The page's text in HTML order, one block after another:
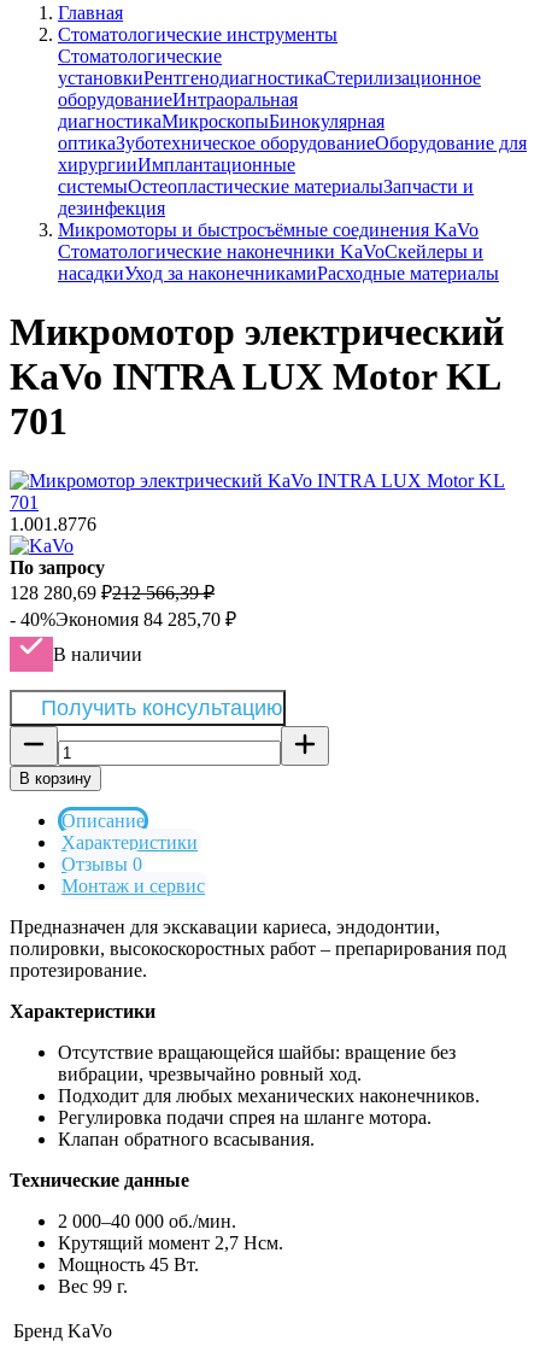
Главная
Стоматологические инструменты
Стоматологические
установкиРентгенодиагностикаСтерилизационное
оборудованиеИнтраоральная
диагностикаМикроскопыБинокулярная
оптикаЗуботехническое оборудованиеОборудование для
хирургииИмплантационные
системыОстеопластические материалыЗапчасти и
дезинфекция
Микромоторы и быстросъёмные соединения KaVo
Стоматологические наконечники KaVoСкейлеры и
насадкиУход за наконечникамиРасходные материалы
Микромотор электрический
KaVo INTRA LUX Motor KL
701
1.001.8776
По запросу
128 280,69 ₽212 566,39 ₽
- 40%Экономия 84 285,70 ₽
В наличии
Получить консультацию
В корзину
Описание
Характеристики
Отзывы 0
Монтаж и сервис
Предназначен для экскавации кариеса, эндодонтии,
полировки, высокоскоростных работ – препарирования под
протезирование.
Характеристики
Отсутствие вращающейся шайбы: вращение без
вибрации, чрезвычайно ровный ход.
Подходит для любых механических наконечников.
Регулировка подачи спрея на шланге мотора.
Клапан обратного всасывания.
Технические данные
2 000–40 000 об./мин.
Крутящий момент 2,7 Нсм.
Мощность 45 Вт.
Вес 99 г.
Бренд KaVo